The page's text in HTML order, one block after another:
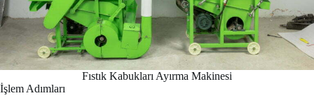
Fıstık Kabukları Ayırma Makinesi
İşlem Adımları